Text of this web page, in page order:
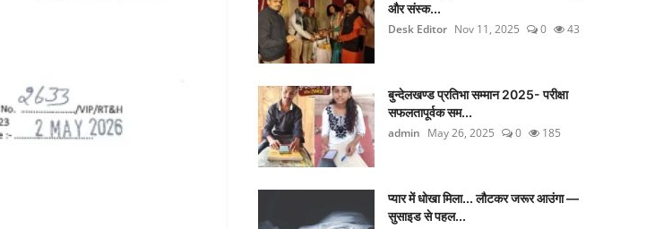
और संस्क...
Desk Editor Nov 11, 2025 0 43
बुन्देलखण्ड प्रतिभा सम्मान 2025- परीक्षा
सफलतापूर्वक सम...
admin May 26, 2025 0 185
प्यार में धोखा मिला... लौटकर जरूर आउंगा —
सुसाइड से पहल...